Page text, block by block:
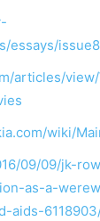
essays/
articles/
wiki/
09/09/jk-
as-a-
aids-